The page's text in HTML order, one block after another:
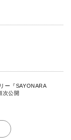
ー『SAYONARA
次公開